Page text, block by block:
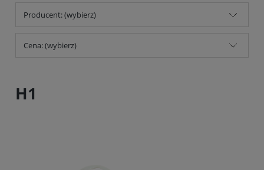
Producent: (wybierz)
Cena: (wybierz)
H1